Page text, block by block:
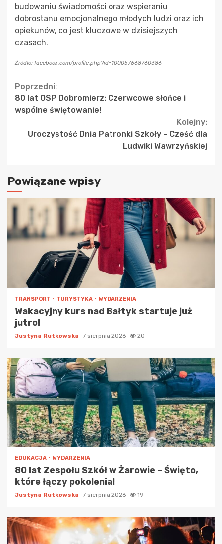
budowaniu świadomości oraz wspieraniu
dobrostanu emocjonalnego młodych ludzi oraz ich
opiekunów, co jest kluczowe w dzisiejszych
czasach.
Źródło: facebook.com/profile.php?id=100057668760386
Continue
Reading
Poprzedni:
80 lat OSP Dobromierz: Czerwcowe słońce i
wspólne świętowanie!
Kolejny:
Uroczystość Dnia Patronki Szkoły – Cześć dla
Ludwiki Wawrzyńskiej
Powiązane wpisy
TRANSPORT TURYSTYKA WYDARZENIA
Wakacyjny kurs nad Bałtyk startuje już
jutro!
Justyna Rutkowska 7 sierpnia 2026 20
EDUKACJA WYDARZENIA
80 lat Zespołu Szkół w Żarowie – Święto,
które łączy pokolenia!
Justyna Rutkowska 7 sierpnia 2026 19